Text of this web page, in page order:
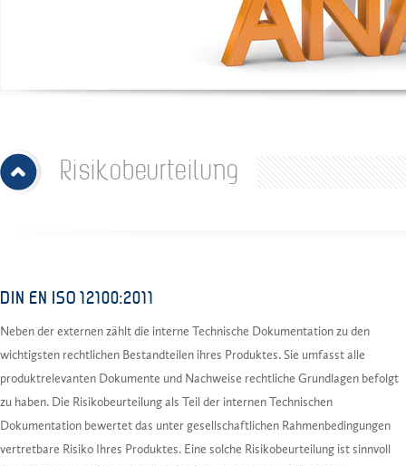
Risikobeurteilung
DIN EN ISO 12100:2011
Neben der externen zählt die interne Technische Dokumentation zu den
wichtigsten rechtlichen Bestandteilen ihres Produktes. Sie umfasst alle
produktrelevanten Dokumente und Nachweise rechtliche Grundlagen befolgt
zu haben. Die Risikobeurteilung als Teil der internen Technischen
Dokumentation bewertet das unter gesellschaftlichen Rahmenbedingungen
vertretbare Risiko Ihres Produktes. Eine solche Risikobeurteilung ist sinnvoll